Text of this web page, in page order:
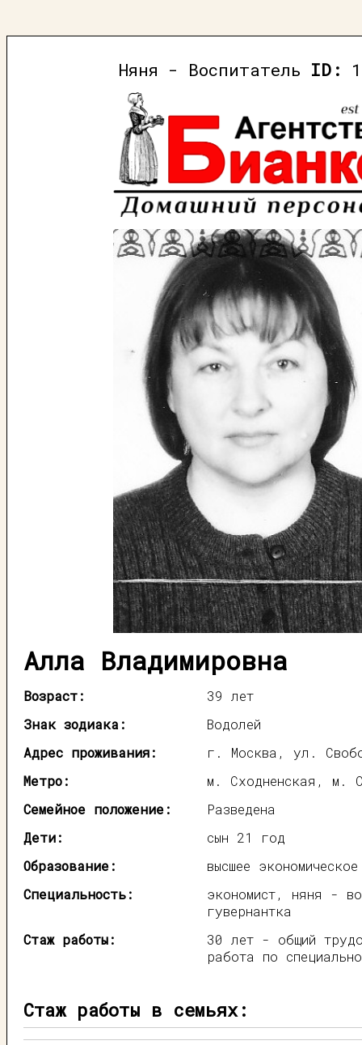
Няня - Воспитатель ID:
Алла Владимировна
Возраст:
39 лет
Знак зодиака:
Водолей
Адрес проживания:
г. Москва, ул.
Метро:
м. Сходненская, м.
Семейное положение:
Разведена
Дети:
сын 21 год
Образование:
высшее экономическое
Специальность:
экономист, няня -
гувернантка
Стаж работы:
30 лет - общий
работа по
Стаж работы в семьях: